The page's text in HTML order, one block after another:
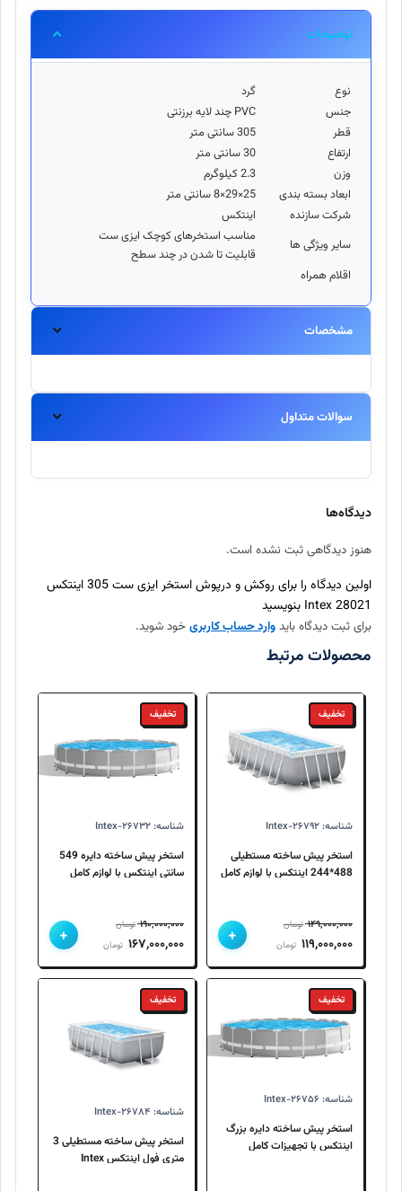
28021
Intex
توضیحات
نوع
گرد
جنس
PVC چند لایه برزنتی
قطر
305 سانتی متر
ارتفاع
30 سانتی متر
وزن
2.3 کیلوگرم
ابعاد بسته بندی
25×29×8 سانتی متر
شرکت سازنده
اينتکس
ساير ويژگی ها
مناسب استخرهای کوچک ایزی ست
قابلیت تا شدن در چند سطح
اقلام همراه
مشخصات
سوالات متداول
آیا این محصول اورجینال است؟
بله، تمامی محصولات موجود در اینتکس مستقیماً از برندهای معتبر
ارسال سفارش چند روز طول میکشد؟
آیا امکان بازگرداندن کالا وجود دارد؟
دیدگاه‌ها
هنوز دیدگاهی ثبت نشده است.
اولین دیدگاه را برای روکش و درپوش استخر ایزی ست 305 اینتکس
28021 Intex بنویسید
برای ثبت دیدگاه بایدوارد حساب کاربریخود شوید.
محصولات مرتبط
تخفیف
شناسه: Intex-۲۶۷۹۲
استخر پیش ساخته مستطیلی
488*244 اینتکس با لوازم کامل
۱۴۹,۰۰۰,۰۰۰ تومان
قیمت
اصلی
۱۴۹,۰۰۰,۰۰۰ تومان
بود.
۱۱۹,۰۰۰,۰۰۰ تومانقیمت
فعلی
۱۱۹,۰۰۰,۰۰۰ تومان
+
تخفیف
شناسه: Intex-۲۶۷۳۲
استخر پیش ساخته دایره 549
سانتی اینتکس با لوازم کامل
۱۹۰,۰۰۰,۰۰۰ تومان
قیمت
اصلی
۱۹۰,۰۰۰,۰۰۰ تومان
بود.
۱۶۷,۰۰۰,۰۰۰ تومانقیمت
فعلی
۱۶۷,۰۰۰,۰۰۰ تومان
+
تخفیف
شناسه: Intex-۲۶۷۵۶
استخر پیش ساخته دایره بزرگ
اینتکس با تجهیزات کامل
تخفیف
شناسه: Intex-۲۶۷۸۴
استخر پیش ساخته مستطیلی 3
متری فول اینتکس Intex